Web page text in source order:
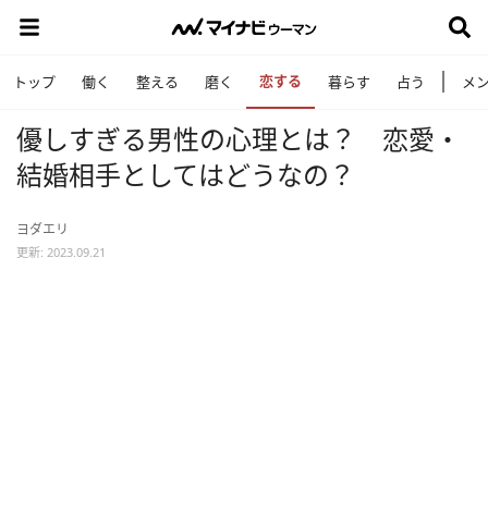
トップ 働く 整える 磨く 恋する 暮らす 占う メ
優しすぎる男性の心理とは？ 恋愛・
結婚相手としてはどうなの？
ヨダエリ
更新: 2023.09.21